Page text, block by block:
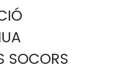
SOCORS